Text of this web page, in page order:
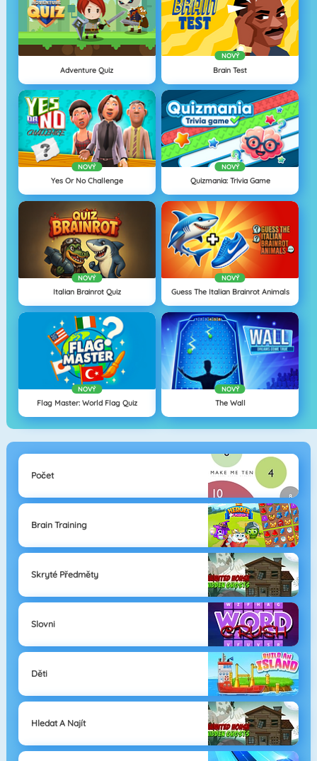
Adventure Quiz
NOVÝ
Brain Test
NOVÝ
Yes Or No Challenge
NOVÝ
Quizmania: Trivia Game
NOVÝ
Italian Brainrot Quiz
NOVÝ
Guess The Italian Brainrot Animals
NOVÝ
Flag Master: World Flag Quiz
NOVÝ
The Wall
Počet
Brain Training
Skryté Předměty
Slovni
Děti
Hledat A Najít